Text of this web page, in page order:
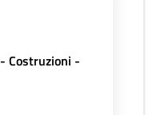
Costruzioni -